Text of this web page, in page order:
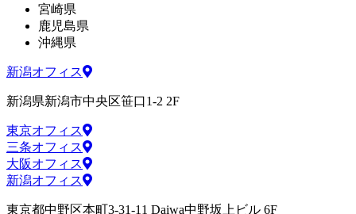
宮崎県
鹿児島県
沖縄県
新潟オフィス
新潟県新潟市中央区笹口1-2 2F
東京オフィス
三条オフィス
大阪オフィス
新潟オフィス
東京都中野区本町3-31-11 Daiwa中野坂上ビル 6F